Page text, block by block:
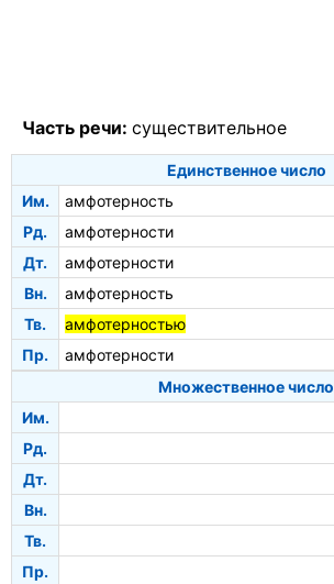
Часть речи: существительное
Единственное число
Им.
амфотерность
Рд.
амфотерности
Дт.
амфотерности
Вн.
амфотерность
Тв.
амфотерностью
Пр.
амфотерности
Множественное число
Им.
Рд.
Дт.
Вн.
Тв.
Пр.